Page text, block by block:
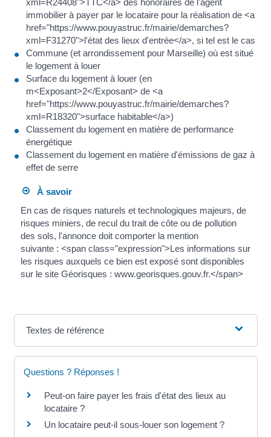
immobilier à payer par le locataire pour la réalisation de <a
href="https://www.pouyastruc.fr/mairie/demarches?
xml=F31270">l'état des lieux d'entrée</a>, si tel est le cas
Commune (et arrondissement pour Marseille) où est situé
le logement à louer
Surface du logement à louer (en
m<Exposant>2</Exposant> de <a
href="https://www.pouyastruc.fr/mairie/demarches?
xml=R18320">surface habitable</a>)
Classement du logement en matière de performance
énergétique
Classement du logement en matière d'émissions de gaz à
effet de serre
À savoir
En cas de risques naturels et technologiques majeurs, de
risques miniers, de recul du trait de côte ou de pollution
des sols, l'annonce doit comporter la mention
suivante : <span class="expression">Les informations sur
les risques auxquels ce bien est exposé sont disponibles
sur le site Géorisques : www.georisques.gouv.fr.</span>
Textes de référence
Questions ? Réponses !
Peut-on faire payer les frais d'état des lieux au
locataire ?
Un locataire peut-il sous-louer son logement ?